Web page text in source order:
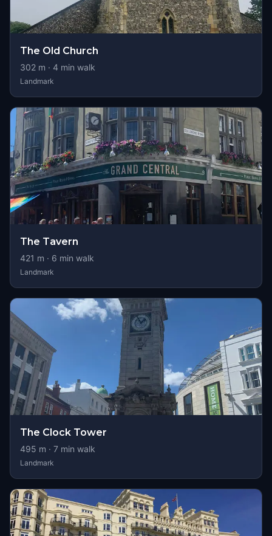
The Old Church
302 m · 4 min walk
Landmark
The Tavern
421 m · 6 min walk
Landmark
The Clock Tower
495 m · 7 min walk
Landmark